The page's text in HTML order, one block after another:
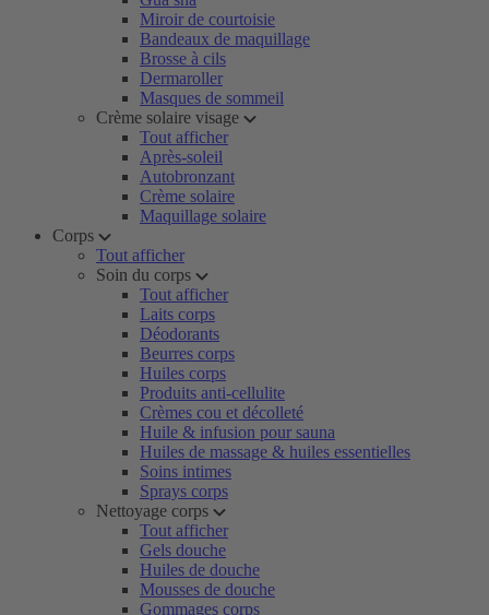
Miroir de courtoisie
Bandeaux de maquillage
Brosse à cils
Dermaroller
Masques de sommeil
Crème solaire visage
Tout afficher
Après-soleil
Autobronzant
Crème solaire
Maquillage solaire
Corps
Tout afficher
Soin du corps
Tout afficher
Laits corps
Déodorants
Beurres corps
Huiles corps
Produits anti-cellulite
Crèmes cou et décolleté
Huile & infusion pour sauna
Huiles de massage & huiles essentielles
Soins intimes
Sprays corps
Nettoyage corps
Tout afficher
Gels douche
Huiles de douche
Mousses de douche
Gommages corps